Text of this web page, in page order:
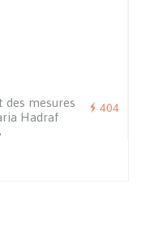
404
des mesures
Hadraf